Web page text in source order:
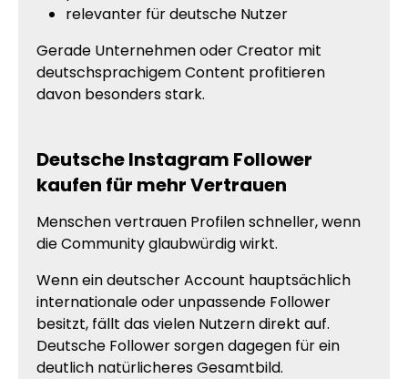
relevanter für deutsche Nutzer
Gerade Unternehmen oder Creator mit
deutschsprachigem Content profitieren
davon besonders stark.
Deutsche Instagram Follower
kaufen für mehr Vertrauen
Menschen vertrauen Profilen schneller, wenn
die Community glaubwürdig wirkt.
Wenn ein deutscher Account hauptsächlich
internationale oder unpassende Follower
besitzt, fällt das vielen Nutzern direkt auf.
Deutsche Follower sorgen dagegen für ein
deutlich natürlicheres Gesamtbild.